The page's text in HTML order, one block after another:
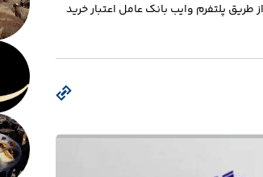
تومان به صورت غیرحضوری و از طریق پلتفرم وایب بانک عامل اعتبار خرید